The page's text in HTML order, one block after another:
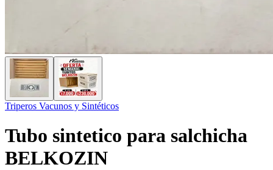
Triperos Vacunos y Sintéticos
Tubo sintetico para salchicha
BELKOZIN